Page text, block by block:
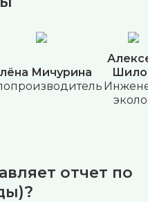
Мичурина
отчет по